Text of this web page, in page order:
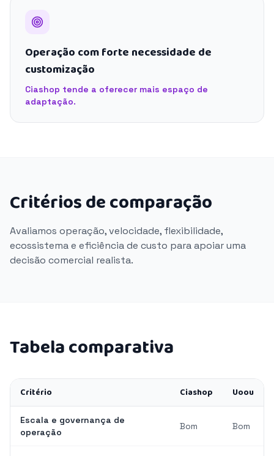
Operação com forte necessidade de
customização
Ciashop tende a oferecer mais espaço de
adaptação.
Critérios de comparação
Avaliamos operação, velocidade, flexibilidade,
ecossistema e eficiência de custo para apoiar uma
decisão comercial realista.
Tabela comparativa
Critério Ciashop Uoou
Escala e governança de
operação
Bom Bom